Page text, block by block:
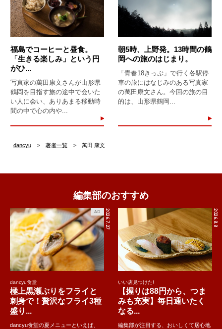
福島でコーヒーと昼食。
「生きる楽しみ」という円
がひ...
写真家の萬田康文さんが山形県
鶴岡を目指す旅の途中で会いた
い人に会い、ありあまる移動時
間の中で心の内や...
朝5時、上野発。13時間の鶴
岡への旅のはじまり。
「青春18きっぷ」で行く各駅停
車の旅にはなじみのある写真家
の萬田康文さん。今回の旅の目
的は、山形県鶴岡...
dancyu 著者一覧 萬田 康文
編集部のおすすめ
2026.7.27
AD
dancyu食堂
極上黒瀬ぶりをフライと
刺身で！贅沢なフライ3種
盛り...
dancyu食堂の夏メニューといえば、
2026.8.8
いい店見つけた!
【握りは88円から、つま
みも充実】毎日通いたく
なる...
編集部が注目する、おいしくて居心地